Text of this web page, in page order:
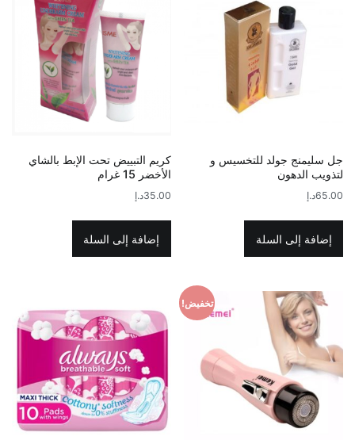
جل سليمنج جولد للتخسيس و
لتذويب الدهون
65.00د.إ
إضافة إلى السلة
كريم التبييض تحت الإبط بالشاي
الأخضر 15 غرام
35.00د.إ
إضافة إلى السلة
تخفيض!